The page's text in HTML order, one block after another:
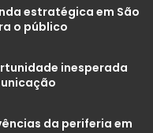
estratégica em São
o público
inesperada
da periferia em